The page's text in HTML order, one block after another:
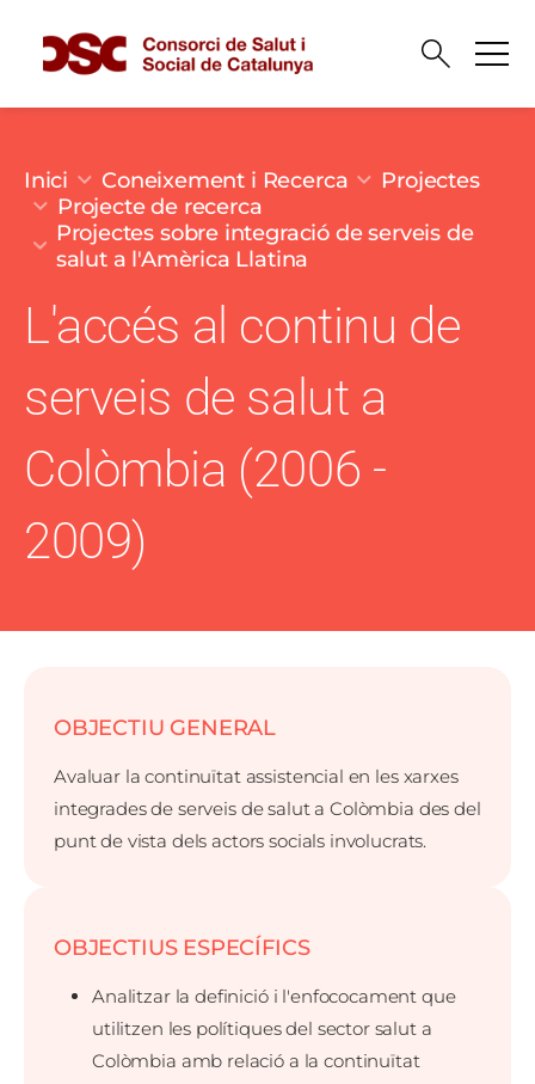
Fil d'ariadna
Inici Coneixement i Recerca
Projectes
Projecte de recerca
Projectes sobre integració de serveis de
salut a l'Amèrica Llatina
L'accés al continu de
serveis de salut a
Colòmbia (2006 -
2009)
OBJECTIU GENERAL
Avaluar la continuïtat assistencial en les xarxes
integrades de serveis de salut a Colòmbia des del
punt de vista dels actors socials involucrats.
OBJECTIUS ESPECÍFICS
Analitzar la definició i l'enfococament que
utilitzen les polítiques del sector salut a
Colòmbia amb relació a la continuïtat